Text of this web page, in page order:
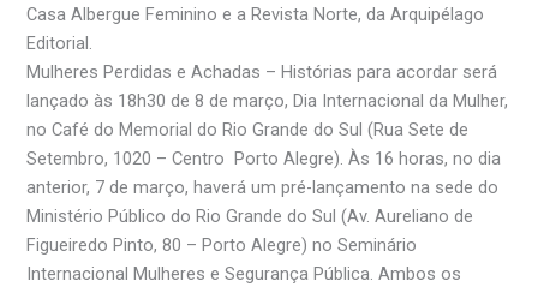
Casa Albergue Feminino e a Revista Norte, da Arquipélago
Editorial.
Mulheres Perdidas e Achadas – Histórias para acordar será
lançado às 18h30 de 8 de março, Dia Internacional da Mulher,
no Café do Memorial do Rio Grande do Sul (Rua Sete de
Setembro, 1020 – Centro Porto Alegre). Às 16 horas, no dia
anterior, 7 de março, haverá um pré-lançamento na sede do
Ministério Público do Rio Grande do Sul (Av. Aureliano de
Figueiredo Pinto, 80 – Porto Alegre) no Seminário
Internacional Mulheres e Segurança Pública. Ambos os